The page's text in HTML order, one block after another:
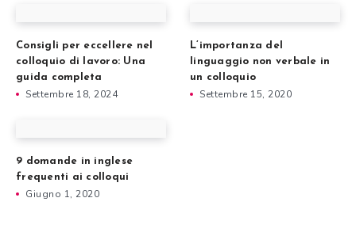
Consigli per eccellere nel
colloquio di lavoro: Una
guida completa
Settembre 18, 2024
L’importanza del
linguaggio non verbale in
un colloquio
Settembre 15, 2020
9 domande in inglese
frequenti ai colloqui
Giugno 1, 2020